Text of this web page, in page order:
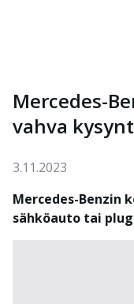
Mercedes-
vahva
3.11.2023
Mercedes-Benzin
sähköauto tai